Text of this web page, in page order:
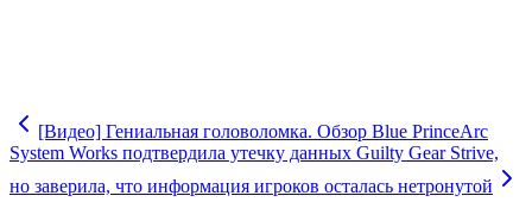
[Видео] Гениальная головоломка. Обзор Blue PrinceArc
System Works подтвердила утечку данных Guilty Gear Strive,
но заверила, что информация игроков осталась нетронутой